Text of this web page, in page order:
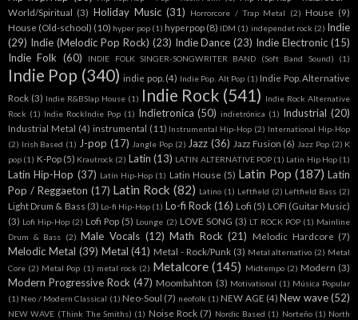
World/Spiritual (3) Holiday Music (31) Horrorcore / Trap Metal (2) House (9)
House (Old-school) (10) hyper pop (1) hyperpop (8) IDM (1) independet rock (2) Indie
(29) Indie (Melodic Pop Rock) (23) Indie Dance (23) Indie Electronic (15)
Indie Folk (60) INDIE FOLK SINGER-SONGWRITER BAND (Soft Band Sound) (1)
Indie Pop (340) indie pop. (4) Indie Pop. Alt Pop (1) Indie Pop. Alternative
Rock (3) Indie R&BSlap House (1) Indie Rock (541) Indie Rock Alternative
Rock (1) Indie RockIndie Pop (1) Indietronica (50) indietrónica (1) Industrial (20)
Industrial Metal (4) instrumental (11) Instrumental Hip-Hop (2) International Hip-Hop
(2) Irish Based (1) J-pop (17) Jangle Pop (2) Jazz (36) Jazz Fusion (6) Jazz Pop (2) K
pop (1) K-Pop (5) Krautrock (2) Latin (13) LATIN ALTERNATIVE POP (1) Latin Hip Hop (1)
Latin Hip-Hop (37) Latín Hip-Hop (1) Latin House (5) Latin Pop (187) Latin
Pop / Reggaeton (17) Latin Rock (82) Latino (1) Leftfield (2) Leftfield Bass (2)
Light Drum & Bass (3) Lo-fi Hip-Hop (1) Lo-fi Rock (16) Lofi (5) LOFI (Guitar Music)
(3) Lofi Hip-Hop (2) Lofi Pop (5) Lounge (2) LOVE SONG (3) LT ROCK POP (1) Mainline
Drum & Bass (2) Male Vocals (12) Math Rock (21) Melodic Hardcore (7)
Melodic Metal (39) Metal (41) Metal - Rock/Punk (3) Metal alternativo (2) Metal
Core (2) Metal Pop (1) metal rock (2) Metalcore (145) Midtempo (2) Modern (3)
Modern Progressive Rock (47) Moombahton (3) Motivational (1) Música Popular
(1) Neo / Modern Classical (1) Neo-Soul (7) neofolk (1) NEW AGE (4) New wave (52)
NEW WAVE (Think The Smiths) (1) Noise Rock (7) Nordic Based (1) Norteño (1) North